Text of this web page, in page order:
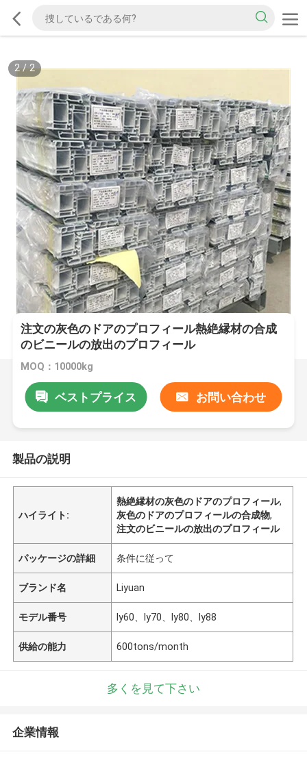
2/2
注文の灰色のドアのプロフィール熱絶縁材の合成
のビニールの放出のプロフィール
MOQ：10000kg
ベストプライス お問い合わせ
製品の説明
ハイライト:
熱絶縁材の灰色のドアのプロフィール,
灰色のドアのプロフィールの合成物,
注文のビニールの放出のプロフィール
パッケージの詳細 条件に従って
ブランド名 Liyuan
モデル番号 ly60、ly70、ly80、ly88
供給の能力 600tons/month
多くを見て下さい
企業情報